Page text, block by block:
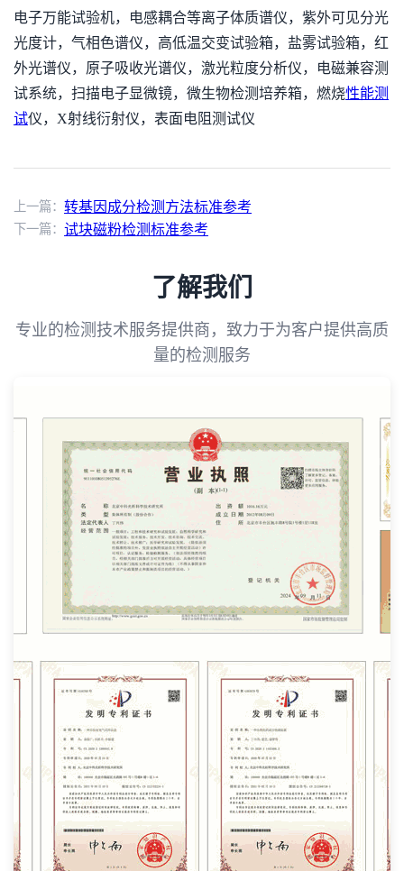
电子万能试验机，电感耦合等离子体质谱仪，紫外可见分光
光度计，气相色谱仪，高低温交变试验箱，盐雾试验箱，红
外光谱仪，原子吸收光谱仪，激光粒度分析仪，电磁兼容测
试系统，扫描电子显微镜，微生物检测培养箱，燃烧性能测
试仪，X射线衍射仪，表面电阻测试仪
上一篇： 转基因成分检测方法标准参考
下一篇： 试块磁粉检测标准参考
了解我们
专业的检测技术服务提供商，致力于为客户提供高质
量的检测服务